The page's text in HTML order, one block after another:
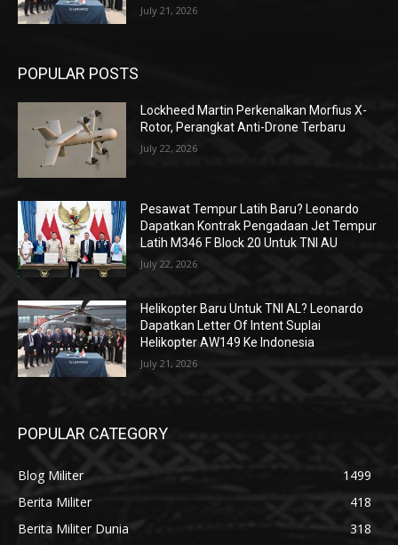
July 21, 2026
POPULAR POSTS
Lockheed Martin Perkenalkan Morfius X-
Rotor, Perangkat Anti-Drone Terbaru
July 22, 2026
Pesawat Tempur Latih Baru? Leonardo
Dapatkan Kontrak Pengadaan Jet Tempur
Latih M346 F Block 20 Untuk TNI AU
July 22, 2026
Helikopter Baru Untuk TNI AL? Leonardo
Dapatkan Letter Of Intent Suplai
Helikopter AW149 Ke Indonesia
July 21, 2026
POPULAR CATEGORY
Blog Militer
1499
Berita Militer
418
Berita Militer Dunia
318